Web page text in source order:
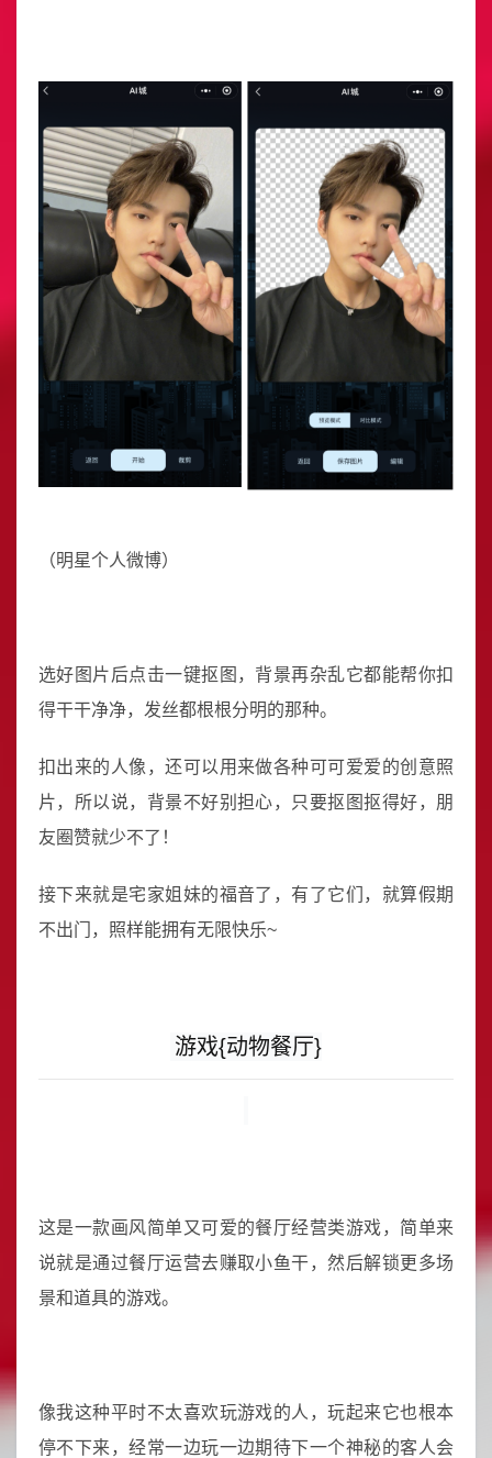
（明星个人微博）
选好图片后点击一键抠图，背景再杂乱它都能帮你扣
得干干净净，发丝都根根分明的那种。
扣出来的人像，还可以用来做各种可可爱爱的创意照
片，所以说，背景不好别担心，只要抠图抠得好，朋
友圈赞就少不了！
接下来就是宅家姐妹的福音了，有了它们，就算假期
不出门，照样能拥有无限快乐~
游戏{动物餐厅}
这是一款画风简单又可爱的餐厅经营类游戏，简单来
说就是通过餐厅运营去赚取小鱼干，然后解锁更多场
景和道具的游戏。
像我这种平时不太喜欢玩游戏的人，玩起来它也根本
停不下来，经常一边玩一边期待下一个神秘的客人会